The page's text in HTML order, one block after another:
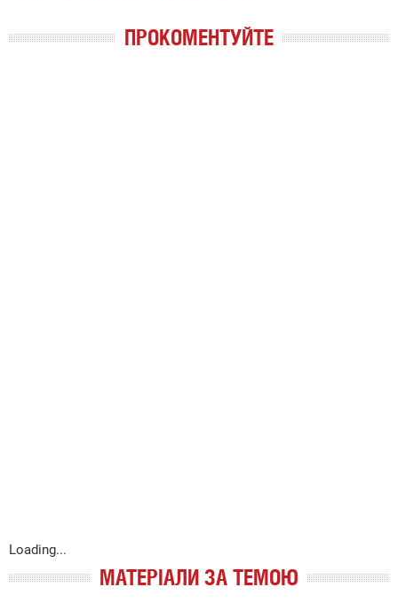
ПРОКОМЕНТУЙТЕ
Loading...
МАТЕРІАЛИ ЗА ТЕМОЮ